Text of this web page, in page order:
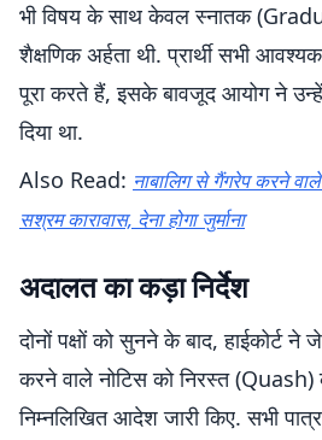
भी विषय के साथ केवल स्नातक
शैक्षणिक अर्हता थी. प्रार्थी सभी
पूरा करते हैं, इसके बावजूद आयोग ने
दिया था.
Also Read: नाबालिग से गैंगरेप करने
सश्रम कारावास, देना होगा जुर्माना
अदालत का कड़ा निर्देश
दोनों पक्षों को सुनने के बाद, हाईकोर्ट ने
करने वाले नोटिस को निरस्त
निम्नलिखित आदेश जारी किए. सभी पात्र